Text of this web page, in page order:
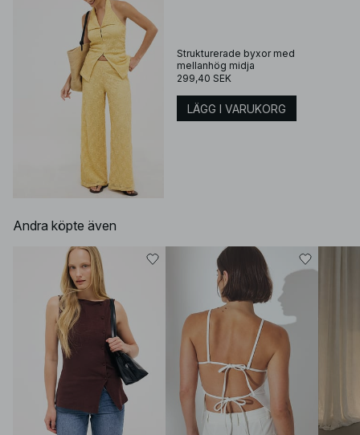
Strukturerade byxor med
mellanhög midja
299,40 SEK
LÄGG I VARUKORG
Andra köpte även